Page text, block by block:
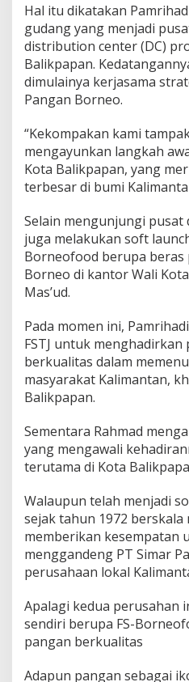
m
a
r
P
a
n
n
B
o
r
n
o
Hal itu dikatakan
gudang yang menjadi
distribution center (DC)
Balikpapan.
dimulainya kerjasama
Pangan Borneo.
“Kekompakan kami
mengayunkan langkah
Kota Balikpapan, yang
terbesar di bumi
Selain mengunjungi pusat
juga melakukan soft
Borneofood berupa beras
Borneo di kantor Wali
Mas’ud.
Pada momen ini,
FSTJ untuk
berkualitas dalam
masyarakat Kalimantan,
Balikpapan.
Sementara Rahmad
yang mengawali
terutama di Kota
Walaupun telah menjadi
sejak tahun 1972
memberikan kesempatan
menggandeng PT Simar
perusahaan lokal
Apalagi kedua perusahan
sendiri berupa FS-
pangan berkualitas
Adapun pangan sebagai